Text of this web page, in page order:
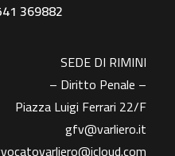
369882
SEDE DI RIMINI
– Diritto Penale –
Piazza Luigi Ferrari 22/F
gfv@varliero.it